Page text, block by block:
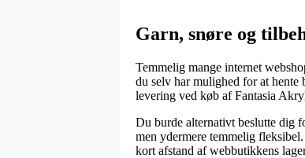
Garn, snøre og
Temmelig mange internet
du selv har mulighed for at hente
levering ved køb af Fantasia
Du burde alternativt beslutte dig
men ydermere temmelig
kort afstand af webbutikkens